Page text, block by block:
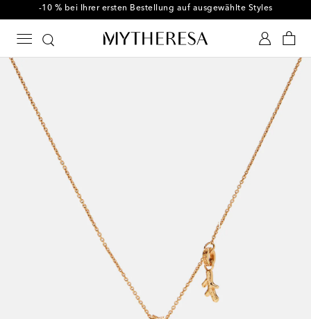
-10 % bei Ihrer ersten Bestellung auf ausgewählte Styles